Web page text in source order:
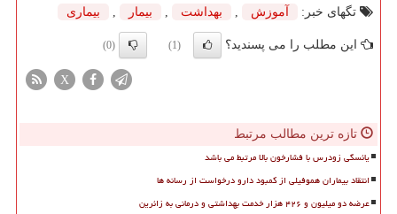
تگهای خبر:
آموزش , بهداشت , بیمار , بیماری
این مطلب را می پسندید؟ (1)
(0)
X
تازه ترین مطالب مرتبط
یائسگی زودرس با فشارخون بالا مرتبط می باشد
انتقاد بیماران هموفیلی از کمبود دارو درخواست از رسانه ها
عرضه دو میلیون و ۴۲۶ هزار خدمت بهداشتی و درمانی به زائرین